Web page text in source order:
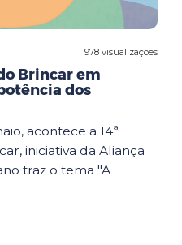
978 visualizações
Brincar em
dos
acontece a 14ª
iniciativa da Aliança
traz o tema "A